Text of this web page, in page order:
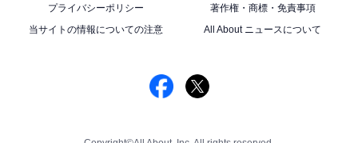
プライバシーポリシー
著作権・商標・免責事項
当サイトの情報についての注意
All About ニュースについて